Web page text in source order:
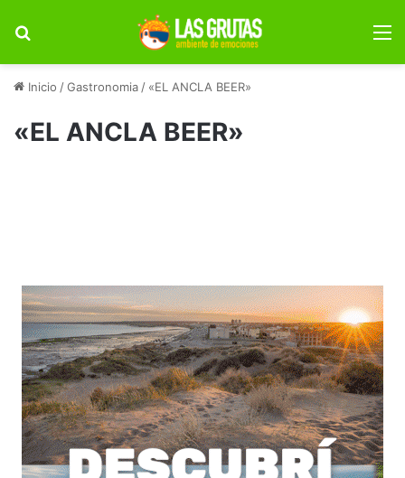
Inicio /Gastronomia / «EL ANCLA BEER»
«EL ANCLA BEER»